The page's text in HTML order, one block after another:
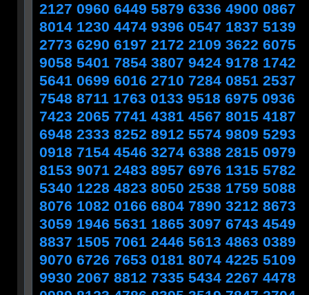
2127 0960 6449 5879 6336 4900 0867
8014 1230 4474 9396 0547 1837 5139
2773 6290 6197 2172 2109 3622 6075
9058 5401 7854 3807 9424 9178 1742
5641 0699 6016 2710 7284 0851 2537
7548 8711 1763 0133 9518 6975 0936
7423 2065 7741 4381 4567 8015 4187
6948 2333 8252 8912 5574 9809 5293
0918 7154 4546 3274 6388 2815 0979
8153 9071 2483 8957 6976 1315 5782
5340 1228 4823 8050 2538 1759 5088
8076 1082 0166 6804 7890 3212 8673
3059 1946 5631 1865 3097 6743 4549
8837 1505 7061 2446 5613 4863 0389
9070 6726 7653 0181 8074 4225 5109
9930 2067 8812 7335 5434 2267 4478